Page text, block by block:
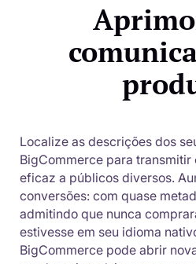
Localize as descrições dos
BigCommerce para
eficaz a públicos diversos.
conversões: com quase
admitindo que nunca
estivesse em seu idioma
BigCommerce pode abrir